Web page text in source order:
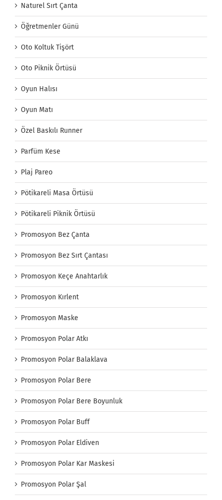
Naturel Sırt Çanta
Öğretmenler Günü
Oto Koltuk Tişört
Oto Piknik Örtüsü
Oyun Halısı
Oyun Matı
Özel Baskılı Runner
Parfüm Kese
Plaj Pareo
Pötikareli Masa Örtüsü
Pötikareli Piknik Örtüsü
Promosyon Bez Çanta
Promosyon Bez Sırt Çantası
Promosyon Keçe Anahtarlık
Promosyon Kırlent
Promosyon Maske
Promosyon Polar Atkı
Promosyon Polar Balaklava
Promosyon Polar Bere
Promosyon Polar Bere Boyunluk
Promosyon Polar Buff
Promosyon Polar Eldiven
Promosyon Polar Kar Maskesi
Promosyon Polar Şal